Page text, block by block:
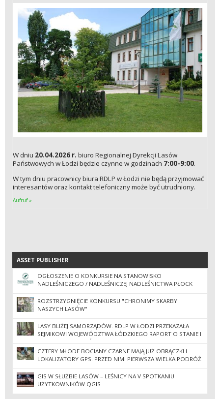
W dniu 20.04.2026 r. biuro Regionalnej Dyrekcji Lasów
Państwowych w Łodzi będzie czynne w godzinach 7:00-9:00.
W tym dniu pracownicy biura RDLP w Łodzi nie będą przyjmować
interesantów oraz kontakt telefoniczny może być utrudniony.
Aufruf »
ASSET PUBLISHER
ASSET PUBLISHER
OGŁOSZENIE O KONKURSIE NA STANOWISKO
NADLEŚNICZEGO / NADLEŚNICZEJ NADLEŚNICTWA PŁOCK
ROZSTRZYGNIĘCIE KONKURSU "CHRONIMY SKARBY
NASZYCH LASÓW"
LASY BLIŻEJ SAMORZĄDÓW. RDLP W ŁODZI PRZEKAZAŁA
SEJMIKOWI WOJEWÓDZTWA ŁÓDZKIEGO RAPORT O STANIE I
GOSPODARCE LASÓW
CZTERY MŁODE BOCIANY CZARNE MAJĄ JUŻ OBRĄCZKI I
LOKALIZATORY GPS. PRZED NIMI PIERWSZA WIELKA PODRÓŻ
DO AFRYKI
GIS W SŁUŻBIE LASÓW – LEŚNICY NA V SPOTKANIU
UŻYTKOWNIKÓW QGIS